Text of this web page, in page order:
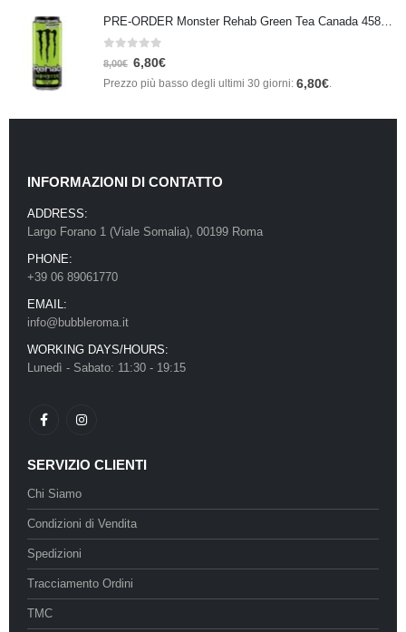
Su 5
8,00€ 6,80€
Prezzo più basso degli ultimi 30 giorni: 6,80€.
INFORMAZIONI DI CONTATTO
ADDRESS:
Largo Forano 1 (Viale Somalia), 00199 Roma
PHONE:
+39 06 89061770
EMAIL:
info@bubbleroma.it
WORKING DAYS/HOURS:
Lunedì - Sabato: 11:30 - 19:15
SERVIZIO CLIENTI
Chi Siamo
Condizioni di Vendita
Spedizioni
Tracciamento Ordini
TMC